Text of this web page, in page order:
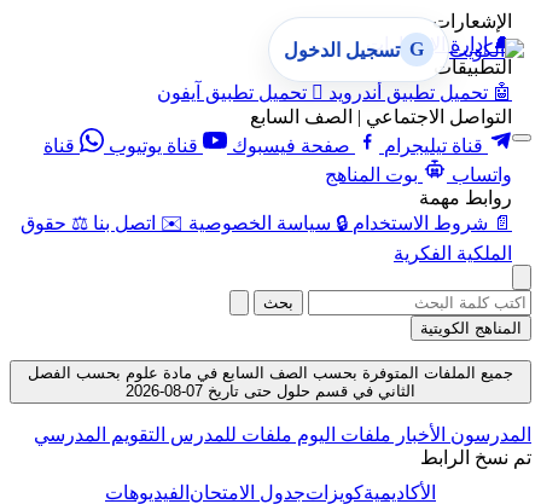
الإشعارات
🔔 إدارة الإشعارات
التطبيقات
🤖 تحميل تطبيق أندرويد  تحميل تطبيق آيفون
التواصل الاجتماعي | الصف السابع
قناة تيليجرام
صفحة فيسبوك قناة يوتيوب
قناة
واتساب
بوت المناهج
روابط مهمة
📄 شروط الاستخدام 🔒 سياسة الخصوصية ✉️ اتصل بنا ⚖️ حقوق
الملكية الفكرية
G تسجيل الدخول
بحث
المناهج الكويتية
جميع الملفات المتوفرة بحسب الصف السابع في مادة علوم بحسب الفصل
الثاني في قسم حلول حتى تاريخ 07-08-2026
المدرسون الأخبار ملفات اليوم ملفات للمدرس التقويم المدرسي
تم نسخ الرابط
الأكاديميةكويزاتجدول الامتحانالفيديوهات